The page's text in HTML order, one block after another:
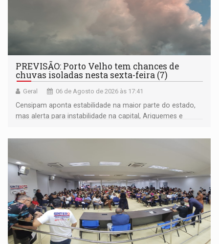
PREVISÃO: Porto Velho tem chances de
chuvas isoladas nesta sexta-feira (7)
Geral 06 de Agosto de 2026 às 17:41
Censipam aponta estabilidade na maior parte do estado,
mas alerta para instabilidade na capital, Ariquemes e